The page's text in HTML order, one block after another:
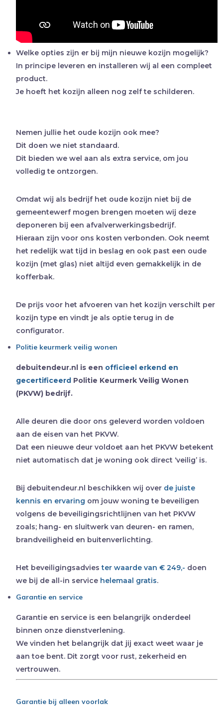
Welke opties zijn er bij mijn nieuwe kozijn mogelijk?
In principe leveren en installeren wij al een compleet
product.
Je hoeft het kozijn alleen nog zelf te schilderen.
Nemen jullie het oude kozijn ook mee?
Dit doen we niet standaard.
Dit bieden we wel aan als extra service, om jou
volledig te ontzorgen.
Omdat wij als bedrijf het oude kozijn niet bij de
gemeentewerf mogen brengen moeten wij deze
deponeren bij een afvalverwerkingsbedrijf.
Hieraan zijn voor ons kosten verbonden. Ook neemt
het redelijk wat tijd in beslag en ook past een oude
kozijn (met glas) niet altijd even gemakkelijk in de
kofferbak.
De prijs voor het afvoeren van het kozijn verschilt per
kozijn type en vindt je als optie terug in de
configurator.
Politie keurmerk veilig wonen
debuitendeur.nl is een officieel erkend en
gecertificeerd Politie Keurmerk Veilig Wonen
(PKVW) bedrijf.
Alle deuren die door ons geleverd worden voldoen
aan de eisen van het PKVW.
Dat een nieuwe deur voldoet aan het PKVW betekent
niet automatisch dat je woning ook direct ‘veilig’ is.
Bij debuitendeur.nl beschikken wij over de juiste
kennis en ervaring om jouw woning te beveiligen
volgens de beveiligingsrichtlijnen van het PKVW
zoals; hang- en sluitwerk van deuren- en ramen,
brandveiligheid en buitenverlichting.
Het beveiligingsadvies ter waarde van € 249,- doen
we bij de all-in service helemaal gratis.
Garantie en service
Garantie en service is een belangrijk onderdeel
binnen onze dienstverlening.
We vinden het belangrijk dat jij exact weet waar je
aan toe bent. Dit zorgt voor rust, zekerheid en
vertrouwen.
Garantie bij alleen voorlak